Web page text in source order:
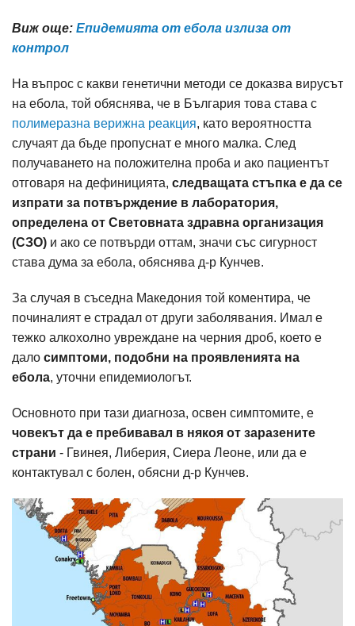
Виж още: Епидемията от ебола излиза от
контрол
На въпрос с какви генетични методи се доказва вирусът
на ебола, той обяснява, че в България това става с
полимеразна верижна реакция, като вероятността
случаят да бъде пропуснат е много малка. След
получаването на положителна проба и ако пациентът
отговаря на дефиницията, следващата стъпка е да се
изпрати за потвърждение в лаборатория,
определена от Световната здравна организация
(СЗО) и ако се потвърди оттам, значи със сигурност
става дума за ебола, обяснява д-р Кунчев.
За случая в съседна Македония той коментира, че
починалият е страдал от други заболявания. Имал е
тежко алкохолно увреждане на черния дроб, което е
дало симптоми, подобни на проявленията на
ебола, уточни епидемиологът.
Основното при тази диагноза, освен симптомите, е
човекът да е пребивавал в някоя от заразените
страни - Гвинея, Либерия, Сиера Леоне, или да е
контактувал с болен, обясни д-р Кунчев.